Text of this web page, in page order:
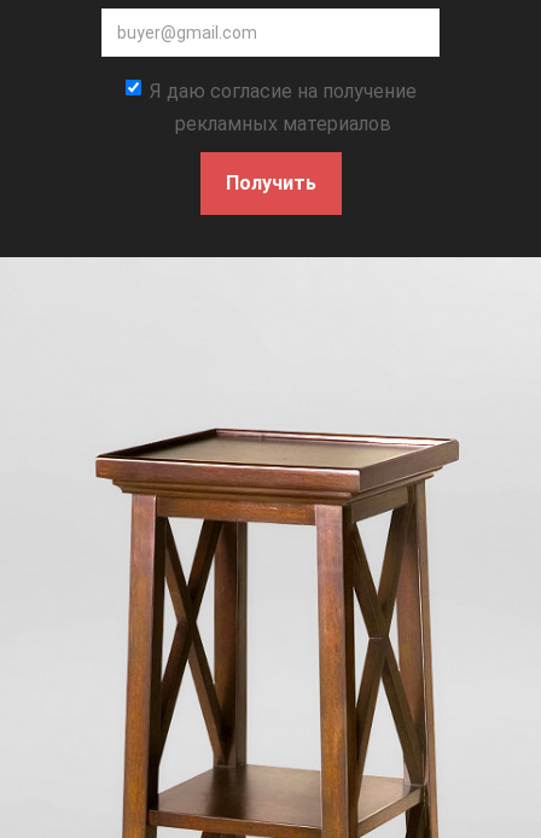
Я даю согласие на получение
рекламных материалов
Получить